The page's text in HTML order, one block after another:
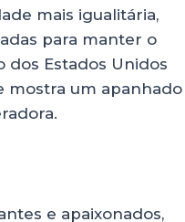
mais igualitária,
para manter o
Estados Unidos
mostra um apanhado
e apaixonados,